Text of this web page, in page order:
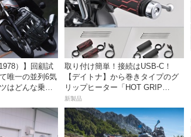
）】回顧試
唯一の並列6気
はどんな乗り
取り付け簡単！接続はUSB-C！
【デイトナ】から巻きタイプのグ
リップヒーター「HOT GRIP
WRAP HEAT」が登場
新製品